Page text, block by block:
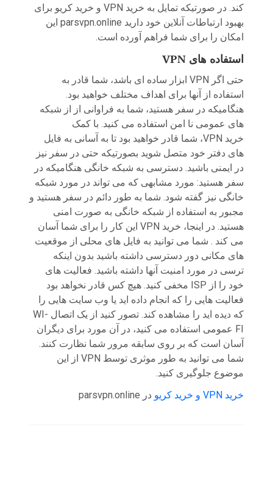
کند. در صورتیکه تمایل به خرید VPN و خرید کریو برای
بهبود ارتباطات آنلاین خود دارید parsvpn.online این
امکان را برای شما فراهم آورده است.
استفاده های VPN
حتی اگر VPN ابزار ساده ای باشد، شما قادر به
استفاده از آنها برای اهداف مختلف خواهید بود.
هنگامیکه در سفر هستید، شما به فراوانی از از شبکه
های عمومی نا امن استفاده می کنید. با کمک
خرید VPN، شما قادر خواهید بود تا به آسانی به فایل
های دفتر خود متصل شوید بصورتیکه حتی در سفر نیز
در ایمنی باشید. دسترسی به شبکه خانگی هنگامیکه در
سفر هستید: مورد مشابهی که می تواند در مورد شبکه
خانگی نیز گفته شود. شما به طور دائم در سفر هستید و
مجبور به استفاده از شبکه خانگی به صورت امنی
هستید. در اینجا، خرید VPN این کار را برای شما آسان
می کند . شما می توانید به فایل های محلی از موقعیت
های مکانی دور دسترسی داشته باشید بدون اینکه
ترسی در مورد امنیت آنها داشته باشید. فعالیت های
خود را از ISP مخفی کنید. هیچ کس قادر نخواهد بود
فعالیت هایی را که انجام داده اید یا وب سایت هایی را
که دیده اید را مشاهده کند. تصور کنید از یک اتصال WI-
FI عمومی استفاده می کنید، در آن مورد برای دیگران
آسان است که بر روی سابقه مرور شما نظارت کنند.
شما می توانید به طور موثری توسط VPN از این
موضوع جلوگیری کنید.
خرید VPN و خرید کریو
در parsvpn.online